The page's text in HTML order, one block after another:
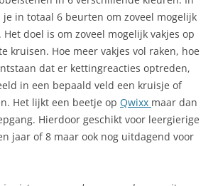
je in totaal 6 beurten om zoveel mogelijk
doel is om zoveel mogelijk vakjes op
kruisen. Hoe meer vakjes vol raken, hoe
dat er kettingreacties optreden,
in een bepaald veld een kruisje of
Het lijkt een beetje op Qwixx maar dan
Hierdoor geschikt voor leergierige
jaar of 8 maar ook nog uitdagend voor